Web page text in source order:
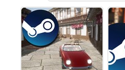
23.03.2025